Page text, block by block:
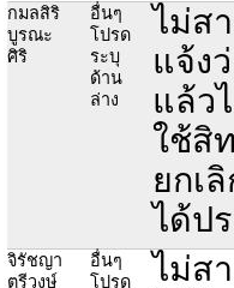
กมลสิริ
บูรณะ
ศิริ
อื่นๆ
โปรด
ระบุ
ด้าน
ล่าง
ไม่ส
แจ้ง
แล้ว
ใช้สิ
ยกเ
ได้ป
จิรัชญา
ตรีวงษ์
อื่นๆ
โปรด
ไม่ส